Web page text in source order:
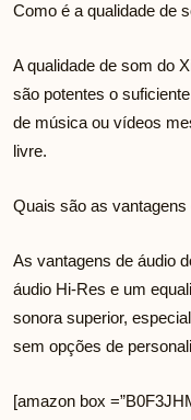
Como é a qualidade de
A qualidade de som do
são potentes o
de música ou vídeos
livre.
Quais são as
As vantagens de áudio
áudio Hi-Res e um
sonora superior,
sem opções de
[amazon box